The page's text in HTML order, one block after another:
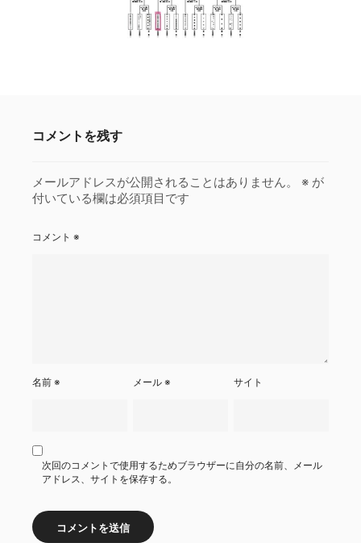
コメントを残す
メールアドレスが公開されることはありません。 ※ が
付いている欄は必須項目です
コメント ※
名前 ※ メール※ サイト
次回のコメントで使用するためブラウザーに自分の名前、メール
アドレス、サイトを保存する。